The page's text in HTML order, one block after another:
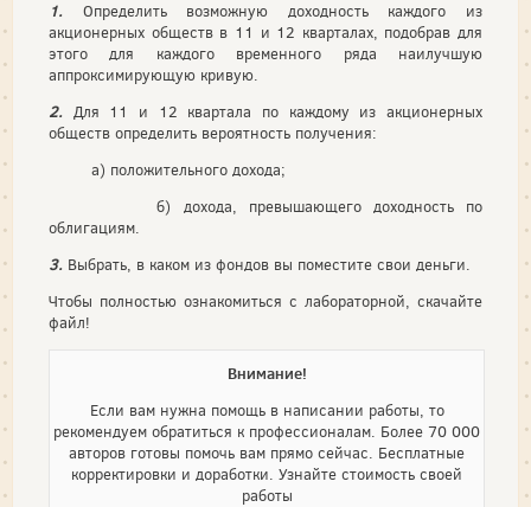
1. Определить возможную доходность каждого из
акционерных обществ в 11 и 12 кварталах, подобрав для
этого для каждого временного ряда наилучшую
аппроксимирующую кривую.
2. Для 11 и 12 квартала по каждому из акционерных
обществ определить вероятность получения:
а) положительного дохода;
б) дохода, превышающего доходность по
облигациям.
3. Выбрать, в каком из фондов вы поместите свои деньги.
Чтобы полностью ознакомиться с лабораторной, скачайте
файл!
Внимание!
Если вам нужна помощь в написании работы, то
рекомендуем обратиться к профессионалам. Более 70 000
авторов готовы помочь вам прямо сейчас. Бесплатные
корректировки и доработки. Узнайте стоимость своей
работы